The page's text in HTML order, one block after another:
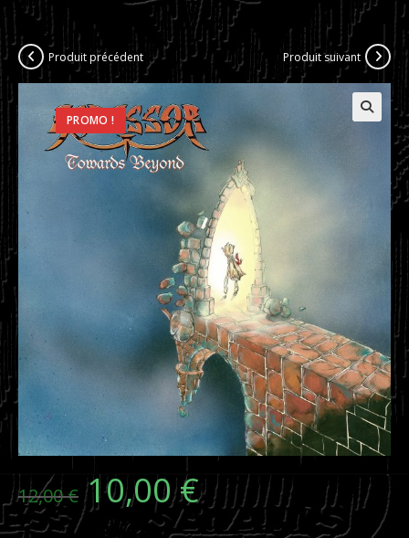
PROMO !
Produit précédent Produit suivant
12,00€
Le
prix
initial
était :
12,00 €.
10,00€ Le
prix
actuel
est :
10,00 €.